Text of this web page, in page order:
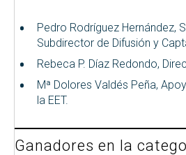
Pedro Rodríguez Hernández,
Subdirector de Difusión y
Rebeca P. Díaz Redondo,
Mª Dolores Valdés Peña,
la EET.
Ganadores en la